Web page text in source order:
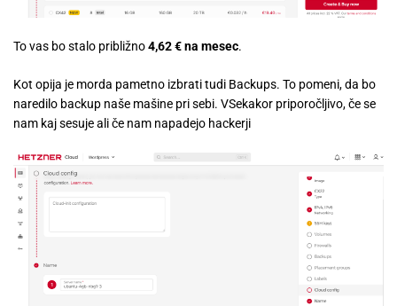
To vas bo stalo približno4,62 € na mesec.
Kot opija je morda pametno izbrati tudi Backups. To pomeni, da bo
naredilo backup naše mašine pri sebi. VSekakor priporočljivo, če se
nam kaj sesuje ali če nam napadejo hackerji